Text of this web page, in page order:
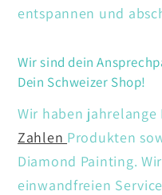
entspannen und
Wir sind dein
Dein Schweizer Shop!
Wir haben
Zahlen Produkten
Diamond Painting.
einwandfreien